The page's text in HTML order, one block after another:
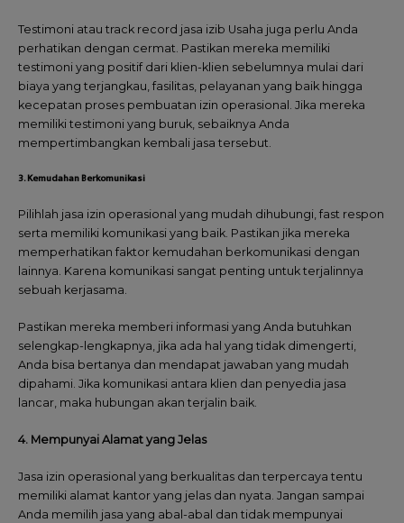
Testimoni atau track record jasa izib Usaha juga perlu Anda
perhatikan dengan cermat. Pastikan mereka memiliki
testimoni yang positif dari klien-klien sebelumnya mulai dari
biaya yang terjangkau, fasilitas, pelayanan yang baik hingga
kecepatan proses pembuatan izin operasional. Jika mereka
memiliki testimoni yang buruk, sebaiknya Anda
mempertimbangkan kembali jasa tersebut.
3. Kemudahan Berkomunikasi
Pilihlah jasa izin operasional yang mudah dihubungi, fast respon
serta memiliki komunikasi yang baik. Pastikan jika mereka
memperhatikan faktor kemudahan berkomunikasi dengan
lainnya. Karena komunikasi sangat penting untuk terjalinnya
sebuah kerjasama.
Pastikan mereka memberi informasi yang Anda butuhkan
selengkap-lengkapnya, jika ada hal yang tidak dimengerti,
Anda bisa bertanya dan mendapat jawaban yang mudah
dipahami. Jika komunikasi antara klien dan penyedia jasa
lancar, maka hubungan akan terjalin baik.
4. Mempunyai Alamat yang Jelas
Jasa izin operasional yang berkualitas dan terpercaya tentu
memiliki alamat kantor yang jelas dan nyata. Jangan sampai
Anda memilih jasa yang abal-abal dan tidak mempunyai